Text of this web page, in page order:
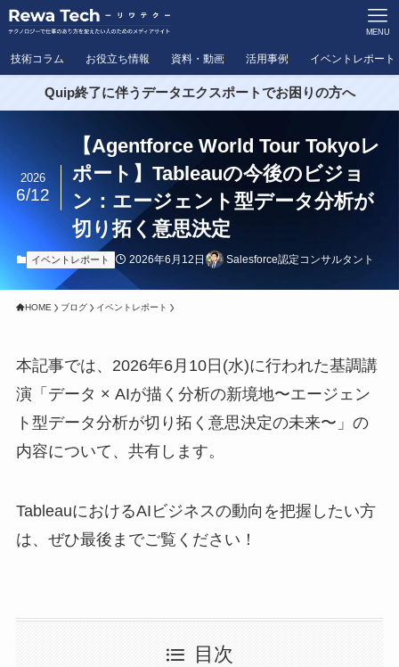
MENU
技術コラム お役立ち情報 資料・動画 活用事例 イベントレポート
Quip終了に伴うデータエクスポートでお困りの方へ
【Agentforce World Tour Tokyoレ
ポート】Tableauの今後のビジョ
ン：エージェント型データ分析が
切り拓く意思決定
2026
6/12
イベントレポート 2026年6月12日 Salesforce認定コンサルタント
HOME ブログ イベントレポート
本記事では、2026年6月10日(水)に行われた基調講
演「データ × AIが描く分析の新境地〜エージェン
ト型データ分析が切り拓く意思決定の未来〜」の
内容について、共有します。
TableauにおけるAIビジネスの動向を把握したい方
は、ぜひ最後までご覧ください！
目次